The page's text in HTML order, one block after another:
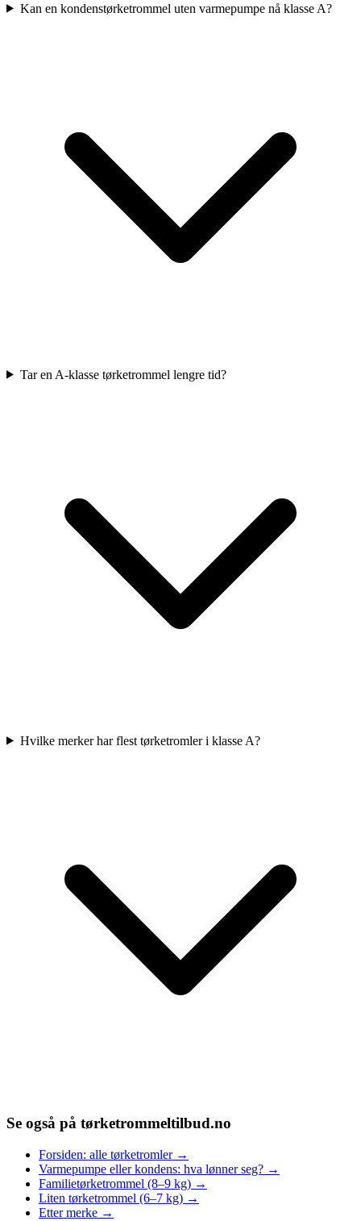
Kan en kondenstørketrommel uten varmepumpe nå klasse A?
Tar en A-klasse tørketrommel lengre tid?
Hvilke merker har flest tørketromler i klasse A?
Se også på tørketrommeltilbud.no
Forsiden: alle tørketromler→
Varmepumpe eller kondens: hva lønner seg? →
Familietørketrommel (8–9 kg) →
Liten tørketrommel (6–7 kg) →
Etter merke →